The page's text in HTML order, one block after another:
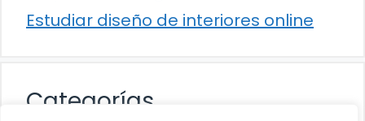
Estudiar diseño de interiores online
Categorías